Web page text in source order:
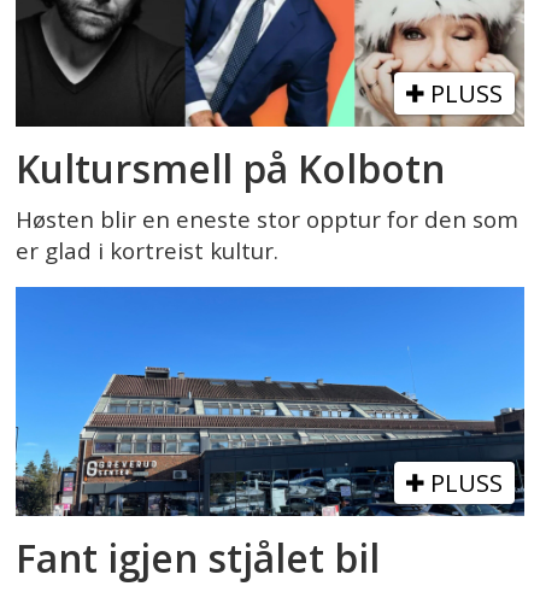
PLUSS
Kultursmell på Kolbotn
Høsten blir en eneste stor opptur for den som
er glad i kortreist kultur.
PLUSS
Fant igjen stjålet bil